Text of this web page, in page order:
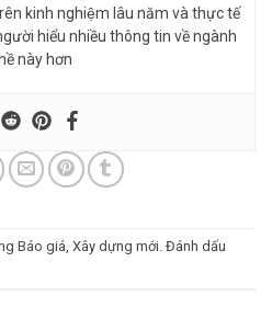
kinh nghiệm lâu năm và thực tế
hiểu nhiều thông tin về ngành
này hơn
Báo giá, Xây dựng mới. Đánh dấu